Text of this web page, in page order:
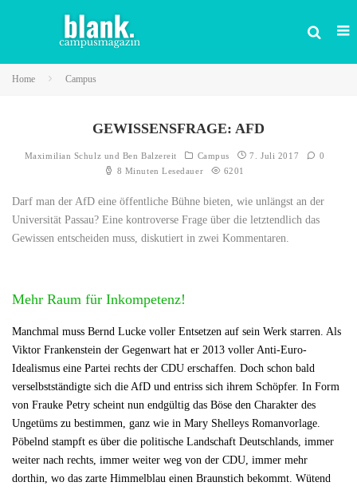
Home Campus
GEWISSENSFRAGE: AFD
Maximilian Schulz und Ben Balzereit Campus 7. Juli 2017
0
8 Minuten Lesedauer
6201
Darf man der AfD eine öffentliche Bühne bieten, wie unlängst an der
Universität Passau? Eine kontroverse Frage über die letztendlich das
Gewissen entscheiden muss, diskutiert in zwei Kommentaren.
Mehr Raum für Inkompetenz!
Manchmal muss Bernd Lucke voller Entsetzen auf sein Werk starren. Als
Viktor Frankenstein der Gegenwart hat er 2013 voller Anti-Euro-
Idealismus eine Partei rechts der CDU erschaffen. Doch schon bald
verselbstständigte sich die AfD und entriss sich ihrem Schöpfer. In Form
von Frauke Petry scheint nun endgültig das Böse den Charakter des
Ungetüms zu bestimmen, ganz wie in Mary Shelleys Romanvorlage.
Pöbelnd stampft es über die politische Landschaft Deutschlands, immer
weiter nach rechts, immer weiter weg von der CDU, immer mehr
dorthin, wo das zarte Himmelblau einen Braunstich bekommt. Wütend